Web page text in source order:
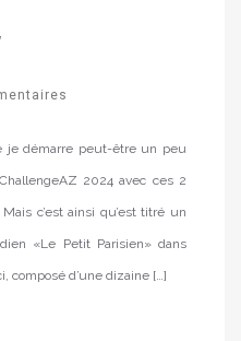
je démarre peut-être un peu
2024 avec ces 2
c’est ainsi qu’est titré un
«Le Petit Parisien» dans
composé d’une dizaine […]